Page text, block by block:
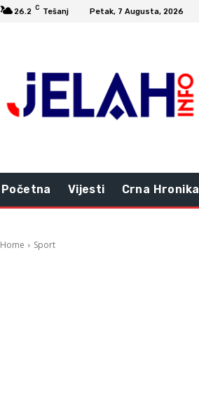
26.2 C Tešanj Petak, 7 Augusta, 2026
Početna Vijesti Crna Hronika
Home Sport